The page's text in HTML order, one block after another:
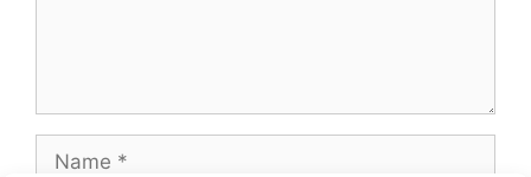
Name